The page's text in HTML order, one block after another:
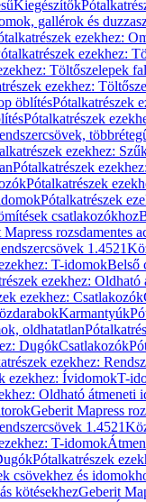
Kiegészítők
gallérok és
ezekhez:
ezekhez:
Töltőszelepek
ezekhez:
öblítésPótalkatrészek
Pótalkatrészek
ezekhez:
Pótalkatrészek
Pótalkatrészek
Pótalkatrészek
csatlakozókhoz
rozsdamentes
1.4521
T-idomokBelső
ezekhez:
ezekhez: Csatlakozók
Karmantyúk
oldhatatlan
DugókCsatlakozók
ezekhez:
ezekhez: ÍvidomokT-
Oldható átmeneti
Geberit Mapress
1.4521
T-idomok
Pótalkatrészek
csövekhez és
kötésekhezGeberit